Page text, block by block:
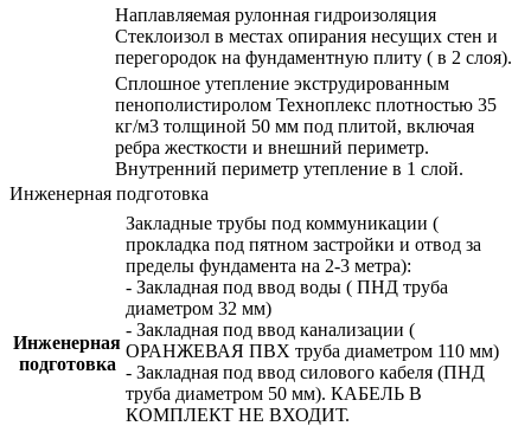
Наплавляемая рулонная гидроизоляция
Стеклоизол в местах опирания несущих стен и
перегородок на фундаментную плиту ( в 2 слоя).
Сплошное утепление экструдированным
пенополистиролом Техноплекс плотностью 35
кг/м3 толщиной 50 мм под плитой, включая
ребра жесткости и внешний периметр.
Внутренний периметр утепление в 1 слой.
Инженерная подготовка
Инженерная
подготовка
Закладные трубы под коммуникации (
прокладка под пятном застройки и отвод за
пределы фундамента на 2-3 метра):
- Закладная под ввод воды ( ПНД труба
диаметром 32 мм)
- Закладная под ввод канализации (
ОРАНЖЕВАЯ ПВХ труба диаметром 110 мм)
- Закладная под ввод силового кабеля (ПНД
труба диаметром 50 мм). КАБЕЛЬ В
КОМПЛЕКТ НЕ ВХОДИТ.